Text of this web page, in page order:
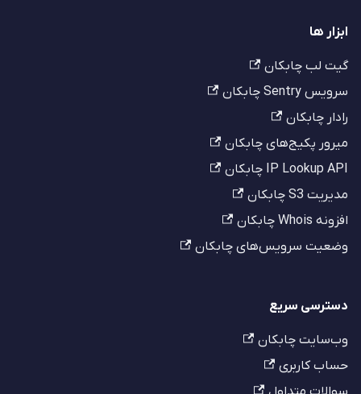
ابزار ها
گیت لب چابکان
سرویس Sentry چابکان
رادار چابکان
میرور پکیج‌های چابکان
IP Lookup API چابکان
مدیریت S3 چابکان
افزونه Whois چابکان
وضعیت سرویس‌های چابکان
دسترسی سریع
وب‌سایت چابکان
حساب کاربری